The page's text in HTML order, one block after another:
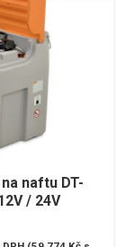
naftu DT-
/ 24V